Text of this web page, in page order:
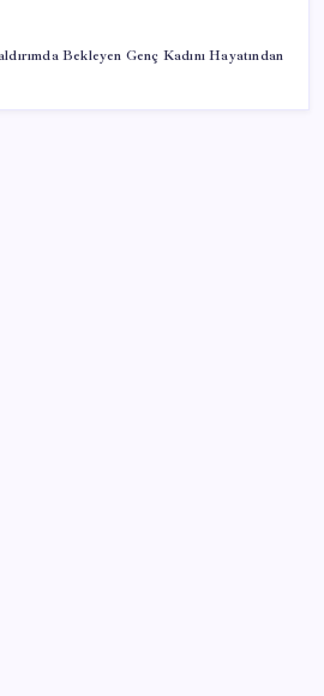
Bekleyen Genç Kadını Hayatından